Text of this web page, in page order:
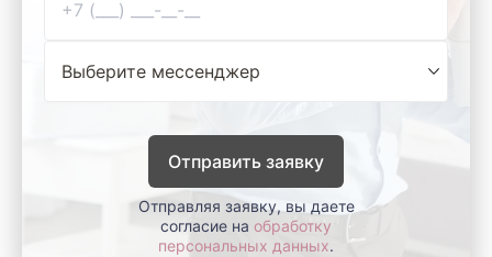
Отправить заявку
Отправляя заявку, вы даете
согласие на обработку
персональных данных.